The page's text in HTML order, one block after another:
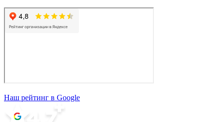
Наш рейтинг в Google